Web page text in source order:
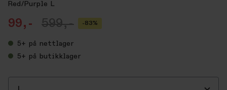
Red/Purple L
99,- 599,- -83%
5+ på nettlager
5+ på butikklager